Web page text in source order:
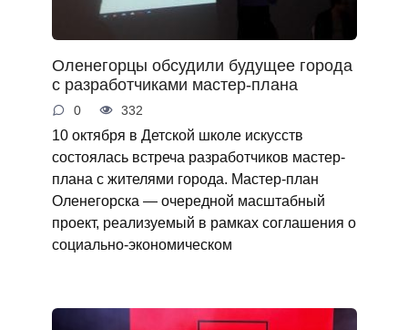
Оленегорцы обсудили будущее города
с разработчиками мастер-плана
0 332
10 октября в Детской школе искусств
состоялась встреча разработчиков мастер-
плана с жителями города. Мастер-план
Оленегорска — очередной масштабный
проект, реализуемый в рамках соглашения о
социально-экономическом